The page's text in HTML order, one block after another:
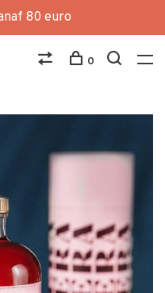
80 euro
0